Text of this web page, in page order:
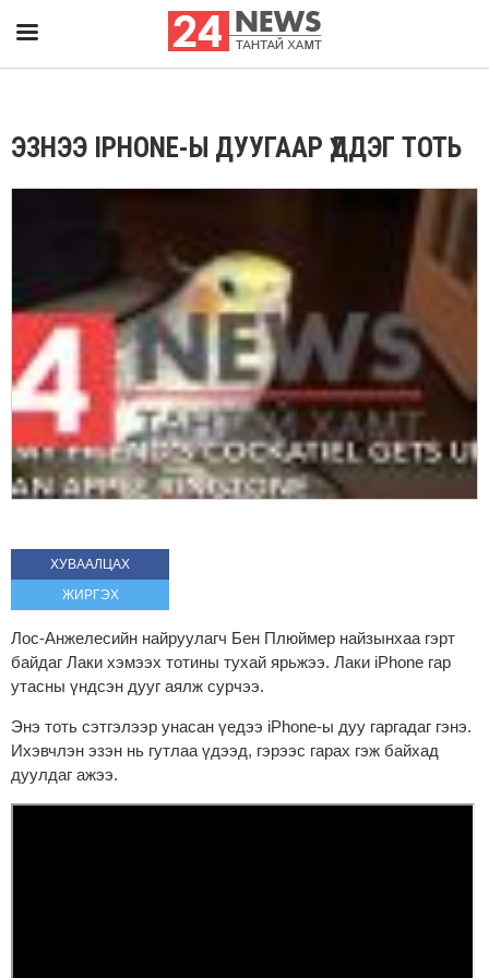
ЭЗНЭЭ IPHONE-Ы ДУУГААР ҮДДЭГ ТОТЬ
ХУВААЛЦАХ
ЖИРГЭХ
Лос-Анжелесийн найруулагч Бен Плюймер найзынхаа гэрт
байдаг Лаки хэмээх тотины тухай ярьжээ. Лаки iPhone гар
утасны үндсэн дууг аялж сурчээ.
Энэ тоть сэтгэлээр унасан үедээ iPhone-ы дуу гаргадаг гэнэ.
Ихэвчлэн эзэн нь гутлаа үдээд, гэрээс гарах гэж байхад
дуулдаг ажээ.